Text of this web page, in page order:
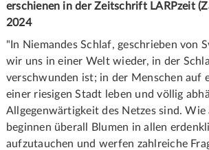
erschienen in der Zeitschrift LARPzeit
2024
"In Niemandes Schlaf, geschrieben von
wir uns in einer Welt wieder, in der
verschwunden ist; in der Menschen auf
einer riesigen Stadt leben und völlig
Allgegenwärtigkeit des Netzes sind. Wie
beginnen überall Blumen in allen
aufzutauchen und werfen zahlreiche